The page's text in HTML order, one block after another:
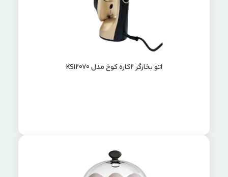
اتو بخارگر ۲کاره کوخ مدل KSI2070